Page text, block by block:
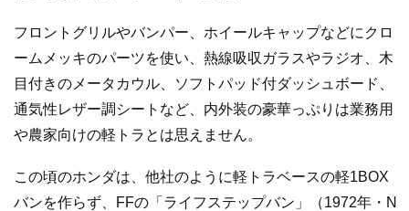
フロントグリルやバンパー、ホイールキャップなどにクロ
ームメッキのパーツを使い、熱線吸収ガラスやラジオ、木
目付きのメータカウル、ソフトパッド付ダッシュボード、
通気性レザー調シートなど、内外装の豪華っぷりは業務用
や農家向けの軽トラとは思えません。
この頃のホンダは、他社のように軽トラベースの軽1BOX
バンを作らず、FFの「ライフステップバン」（1972年・N